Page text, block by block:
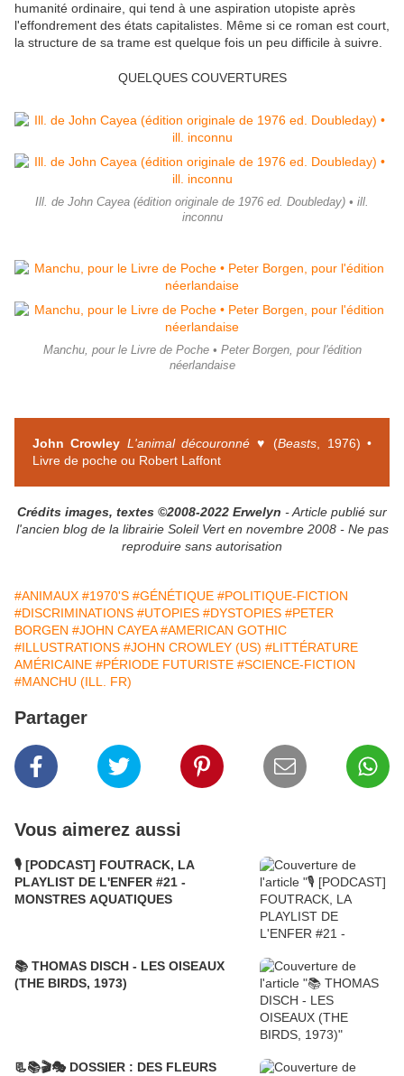
humanité ordinaire, qui tend à une aspiration utopiste après
l'effondrement des états capitalistes. Même si ce roman est court,
la structure de sa trame est quelque fois un peu difficile à suivre.
QUELQUES COUVERTURES
Ill. de John Cayea (édition originale de 1976 ed. Doubleday) • ill.
inconnu
Manchu, pour le Livre de Poche • Peter Borgen, pour l'édition
néerlandaise
John Crowley L'animal découronné ♥ (Beasts , 1976) •
Livre de poche ou Robert Laffont
Crédits images, textes ©2008-2022 Erwelyn - Article publié sur
l'ancien blog de la librairie Soleil Vert en novembre 2008 - Ne pas
reproduire sans autorisation
#ANIMAUX #1970'S #GÉNÉTIQUE #POLITIQUE-FICTION
#DISCRIMINATIONS #UTOPIES #DYSTOPIES #PETER
BORGEN #JOHN CAYEA #AMERICAN GOTHIC
#ILLUSTRATIONS #JOHN CROWLEY (US) #LITTÉRATURE
AMÉRICAINE #PÉRIODE FUTURISTE #SCIENCE-FICTION
#MANCHU (ILL. FR)
Partager
Vous aimerez aussi
🎙️ [PODCAST] FOUTRACK, LA
PLAYLIST DE L'ENFER #21 -
MONSTRES AQUATIQUES
📚 THOMAS DISCH - LES OISEAUX
(THE BIRDS, 1973)
📃📚🎬🎭 DOSSIER : DES FLEURS